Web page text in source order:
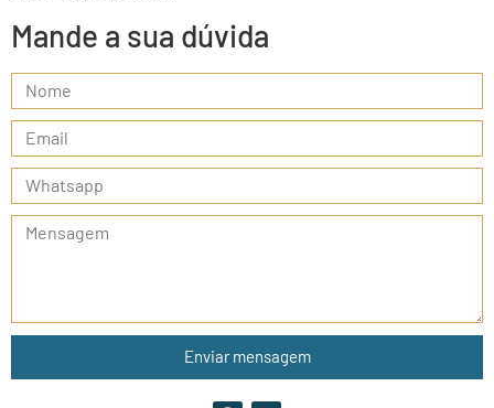
Mande a sua dúvida
Enviar mensagem